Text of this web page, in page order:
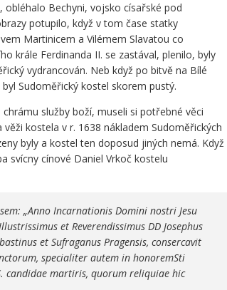
obléhalo Bechyni, vojsko císařské pod
potupilo, když v tom čase statky
Martinicem a Vilémem Slavatou co
krále Ferdinanda II. se zastával, plenilo, byly
vydrancován. Neb když po bitvě na Bílé
Sudoměřický kostel skorem pustý.
služby boží, museli si potřebné věci
kostela v r. 1638 nákladem Sudoměřických
byly a kostel ten doposud jiných nemá. Když
svícny cínové Daniel Vrkoč kostelu
„Anno Incarnationis Domini nostri Jesu
et Reverendissimus DD Josephus
et Sufraganus Pragensis, consercavit
specialiter autem in honoremSti
candidae martiris, quorum reliquiae hic